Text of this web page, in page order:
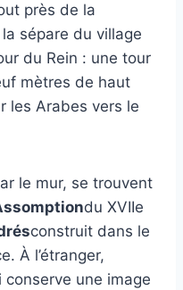
près de la
sépare du village
du Rein : une tour
mètres de haut
les Arabes vers le
le mur, se trouvent
du XVIIe
construit dans le
À l’étranger,
conserve une image